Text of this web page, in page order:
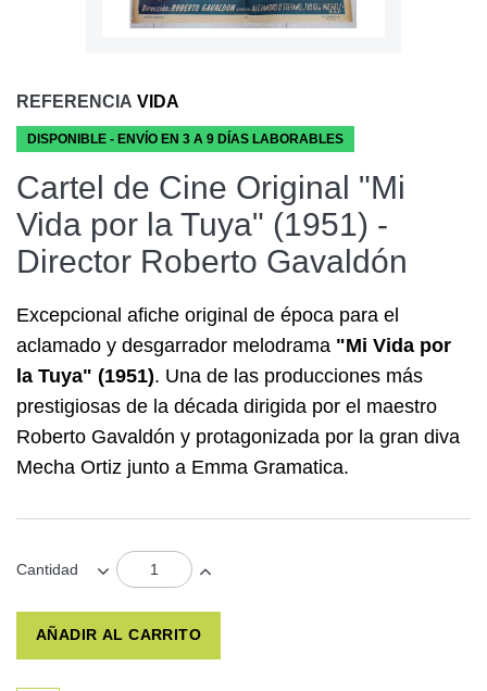
REFERENCIA VIDA
DISPONIBLE - ENVÍO EN 3 A 9 DÍAS LABORABLES
Cartel de Cine Original "Mi
Vida por la Tuya" (1951) -
Director Roberto Gavaldón
Excepcional afiche original de época para el
aclamado y desgarrador melodrama "Mi Vida por
la Tuya" (1951). Una de las producciones más
prestigiosas de la década dirigida por el maestro
Roberto Gavaldón y protagonizada por la gran diva
Mecha Ortiz junto a Emma Gramatica.
Cantidad
AÑADIR AL CARRITO